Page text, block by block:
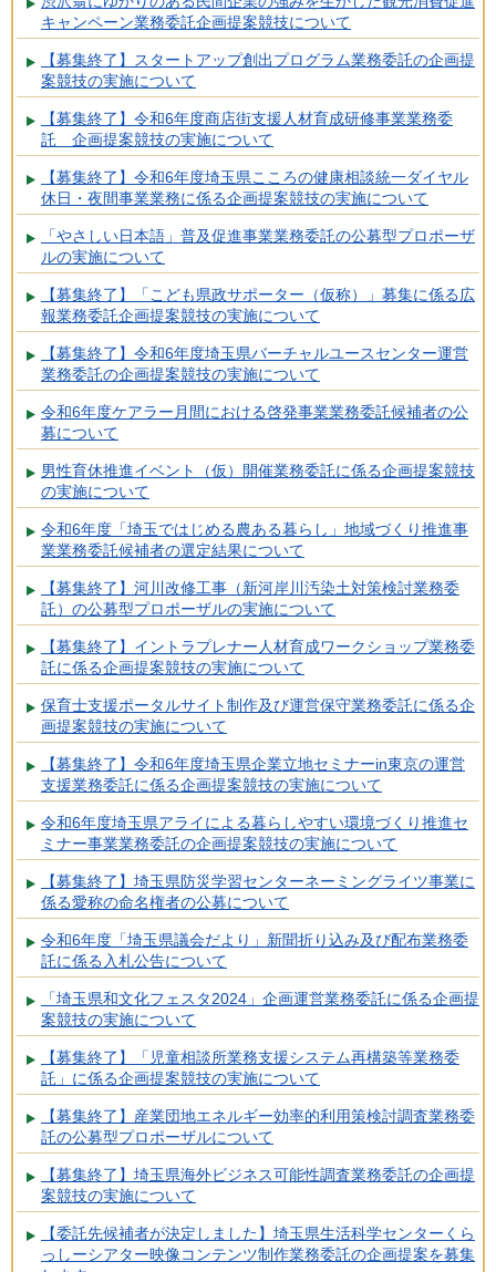
キャンペーン業務委託企画提案競技について
【募集終了】スタートアップ創出プログラム業務委託の企画提
案競技の実施について
【募集終了】令和6年度商店街支援人材育成研修事業業務委
託 企画提案競技の実施について
【募集終了】令和6年度埼玉県こころの健康相談統一ダイヤル
休日・夜間事業業務に係る企画提案競技の実施について
「やさしい日本語」普及促進事業業務委託の公募型プロポーザ
ルの実施について
【募集終了】「こども県政サポーター（仮称）」募集に係る広
報業務委託企画提案競技の実施について
【募集終了】令和6年度埼玉県バーチャルユースセンター運営
業務委託の企画提案競技の実施について
令和6年度ケアラー月間における啓発事業業務委託候補者の公
募について
男性育休推進イベント（仮）開催業務委託に係る企画提案競技
の実施について
令和6年度「埼玉ではじめる農ある暮らし」地域づくり推進事
業業務委託候補者の選定結果について
【募集終了】河川改修工事（新河岸川汚染土対策検討業務委
託）の公募型プロポーザルの実施について
【募集終了】イントラプレナー人材育成ワークショップ業務委
託に係る企画提案競技の実施について
保育士支援ポータルサイト制作及び運営保守業務委託に係る企
画提案競技の実施について
【募集終了】令和6年度埼玉県企業立地セミナーin東京の運営
支援業務委託に係る企画提案競技の実施について
令和6年度埼玉県アライによる暮らしやすい環境づくり推進セ
ミナー事業業務委託の企画提案競技の実施について
【募集終了】埼玉県防災学習センターネーミングライツ事業に
係る愛称の命名権者の公募について
令和6年度「埼玉県議会だより」新聞折り込み及び配布業務委
託に係る入札公告について
「埼玉県和文化フェスタ2024」企画運営業務委託に係る企画提
案競技の実施について
【募集終了】「児童相談所業務支援システム再構築等業務委
託」に係る企画提案競技の実施について
【募集終了】産業団地エネルギー効率的利用策検討調査業務委
託の公募型プロポーザルについて
【募集終了】埼玉県海外ビジネス可能性調査業務委託の企画提
案競技の実施について
【委託先候補者が決定しました】埼玉県生活科学センターくら
っしーシアター映像コンテンツ制作業務委託の企画提案を募集